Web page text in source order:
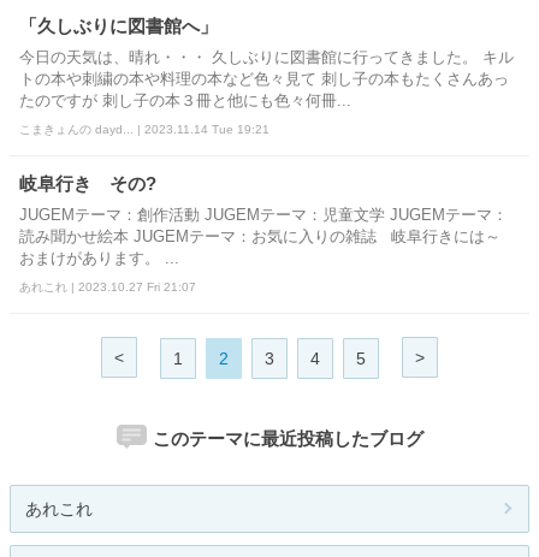
「久しぶりに図書館へ」
今日の天気は、晴れ・・・ 久しぶりに図書館に行ってきました。 キル
トの本や刺繍の本や料理の本など色々見て 刺し子の本もたくさんあっ
たのですが 刺し子の本３冊と他にも色々何冊...
こまきょんの dayd... | 2023.11.14 Tue 19:21
岐阜行き その?
JUGEMテーマ：創作活動 JUGEMテーマ：児童文学 JUGEMテーマ：
読み聞かせ絵本 JUGEMテーマ：お気に入りの雑誌 岐阜行きには～
おまけがあります。 ...
あれこれ | 2023.10.27 Fri 21:07
< 1 2 3 4 5 >
このテーマに最近投稿したブログ
あれこれ